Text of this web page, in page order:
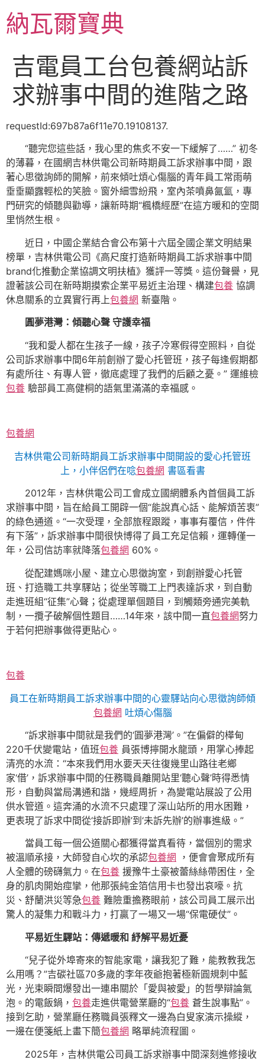
至
主納瓦爾寶典
吉電員工台包養網站訴
求辦事中間的進階之路
requestId:697b87a6f11e70.19108137.
“聽完您這些話，我心里的焦炙不安一下緩解了……” 初冬
的薄暮，在國網吉林供電公司新時期員工訴求辦事中間，跟
著心思徵詢師的開解，前來傾吐煩心傷腦的青年員工常雨萌
垂垂顯露輕松的笑臉。窗外細雪紛飛，室內茶噴鼻氤氳，專
門研究的傾聽與勸導，讓新時期“楓橋經歷”在這方暖和的空間
里悄然生根。
近日，中國企業結合會公布第十六屆全國企業文明結果
榜單，吉林供電公司《高尺度打造新時期員工訴求辦事中間
brand化推動企業協調文明扶植》獲評一等獎。這份聲譽，見
證著該公司在新時期摸索企業平易近主治理、構建包養 協調
休息關系的立異實行再上包養網 新臺階。
圓夢港灣：傾聽心聲 守護幸福
“我和愛人都在生孩子一線，孩子冷寒假得空照料，自從
公司訴求辦事中間6年前創辦了愛心托管班，孩子每逢假期都
有處所往、有專人管，徹底處理了我們的后顧之憂。” 運維檢
包養 驗部員工高健桐的語氣里滿滿的幸福感。
包養網
吉林供電公司新時期員工訴求辦事中間開設的愛心托管班
上，小伴侶們在唸包養網 書區看書
2012年，吉林供電公司工會成立國網體系內首個員工訴
求辦事中間，旨在給員工開辟一個“能說真心話、能解煩苦衷”
的綠色通道。“一次受理，全部旅程跟蹤，事事有覆信，件件
有下落”，訴求辦事中間很快博得了員工充足信賴，運轉僅一
年，公司信訪率就降落包養網 60%。
從配建媽咪小屋、建立心思徵詢室，到創辦愛心托管
班、打造職工共享驛站；從坐等職工上門表達訴求，到自動
走進班組“征集”心聲；從處理單個題目，到觸類旁通完美軌
制，一攬子破解個性題目……14年來，該中間一直包養網努力
于若何把辦事做得更貼心。
包養
員工在新時期員工訴求辦事中間的心靈驛站向心思徵詢師傾
包養網 吐煩心傷腦
“訴求辦事中間就是我們的‘圓夢港灣’。”在偏僻的樺甸
220千伏變電站，值班包養 員張博擰開水龍頭，用掌心捧起
清亮的水流：“本來我們用水要天天往復幾里山路往老鄉
家‘借’，訴求辦事中間的任務職員離開站里‘聽心聲’時得悉情
形，自動與當局溝通和諧，幾經周折，為變電站展設了公用
供水管道。這奔涌的水流不只處理了深山站所的用水困難，
更表現了訴求中間從‘接訴即辦’到‘未訴先辦’的辦事進級。”
當員工每一個公道關心都獲得當真看待，當個別的需求
被溫順承接，大師發自心坎的承認包養網 ，便會會聚成所有
人全體的磅礴氣力。在包養 援豫牛土豪被蕾絲絲帶困住，全
身的肌肉開始痙攣，他那張純金箔信用卡也發出哀嚎。抗
災、舒蘭洪災等急包養 難險重擔務眼前，該公司員工展示出
驚人的凝集力和戰斗力，打贏了一場又一場“保電硬仗”。
平易近生驛站：傳遞暖和 紓解平易近憂
“兒子從外埠寄來的智能家電，讓我犯了難，能教教我怎
么用嗎？”吉碳社區70多歲的李年夜爺抱著極新圓規刺中藍
光，光束瞬間爆發出一連串關於「愛與被愛」的哲學辯論氣
泡。的電飯鍋， 包養走進供電營業廳的“包養 蒼生說事點”。
接到乞助，營業廳任務職員張釋文一邊為白叟家演示操縱，
一邊在便箋紙上畫下簡包養網 略單純流程圖。
2025年，吉林供電公司員工訴求辦事中間深刻進修接收